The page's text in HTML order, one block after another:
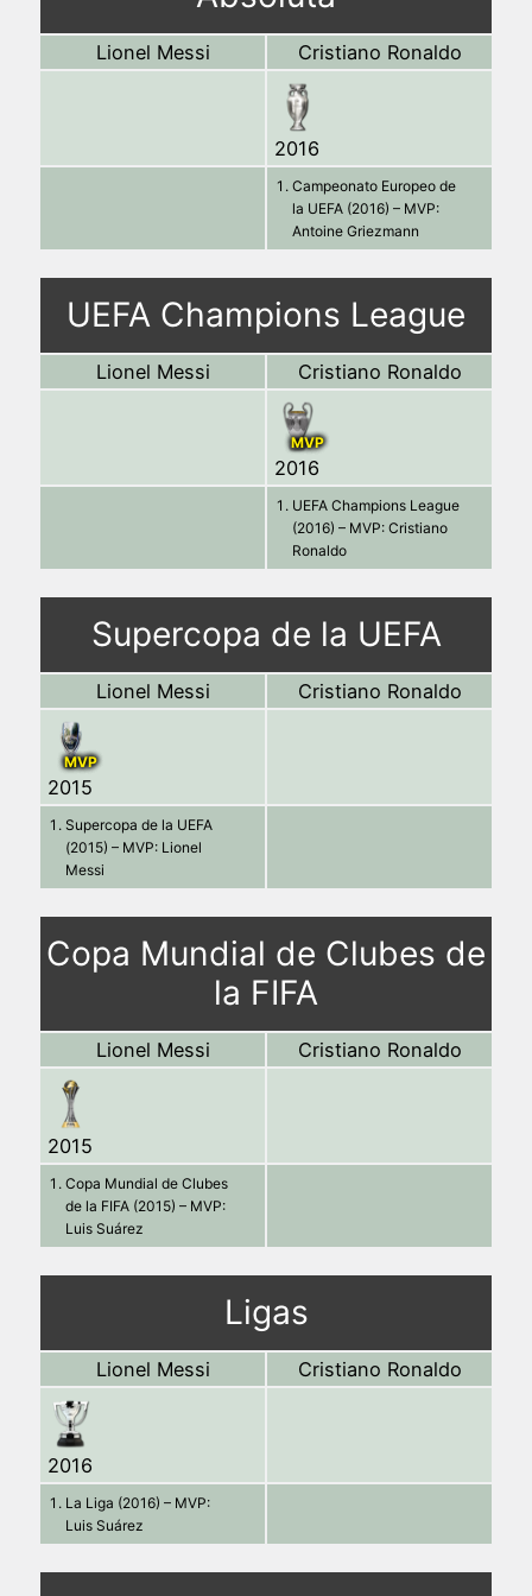
Lionel Messi Cristiano Ronaldo
2016
Campeonato Europeo de
la UEFA (2016) – MVP:
Antoine Griezmann
UEFA Champions League
Lionel Messi Cristiano Ronaldo
MVP
2016
UEFA Champions League
(2016) – MVP: Cristiano
Ronaldo
Supercopa de la UEFA
Lionel Messi Cristiano Ronaldo
MVP
2015
Supercopa de la UEFA
(2015) – MVP: Lionel
Messi
Copa Mundial de Clubes de
la FIFA
Lionel Messi Cristiano Ronaldo
2015
Copa Mundial de Clubes
de la FIFA (2015) – MVP:
Luis Suárez
Ligas
Lionel Messi Cristiano Ronaldo
2016
La Liga (2016) – MVP:
Luis Suárez